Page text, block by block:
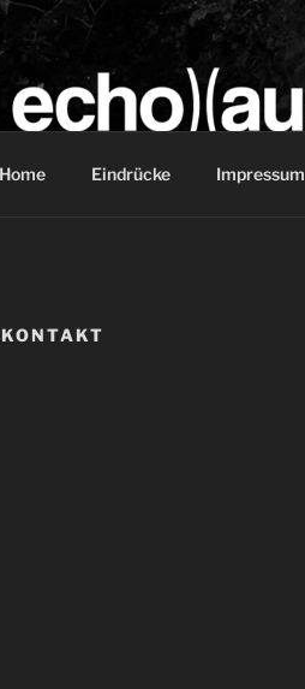
ECHO.AUDIO
Pro Audio Dienstleistungen
Home Eindrücke Impressum
KONTAKT